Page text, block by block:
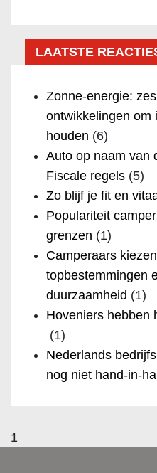
LAATSTE
Zonne-energie:
ontwikkelingen om
houden (6)
Auto op naam van
Fiscale regels (5)
Zo blijf je fit en
Populariteit
grenzen (1)
Camperaars
topbestemmingen
duurzaamheid (1)
Hoveniers hebben
(1)
Nederlands
nog niet hand-in-
1